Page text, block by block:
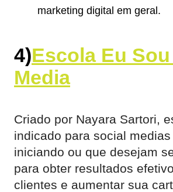
marketing digital em geral.
4)Escola Eu Sou
Media
Criado por Nayara Sartori,
indicado para social
iniciando ou que desejam
para obter resultados
clientes e aumentar sua